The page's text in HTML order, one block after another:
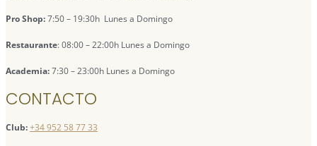
Pro Shop:7:50 – 19:30h Lunes a Domingo
Restaurante: 08:00 – 22:00h Lunes a Domingo
Academia:7:30 – 23:00h Lunes a Domingo
CONTACTO
Club:+34 952 58 77 33